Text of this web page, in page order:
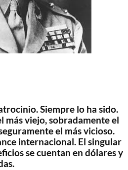
Siempre lo ha sido.
más viejo, sobradamente el
el más vicioso.
internacional. El singular
se cuentan en dólares y